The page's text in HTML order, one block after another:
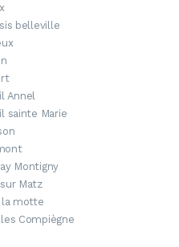
belleville
Annel
sainte Marie
Montigny
Matz
la motte
Compiègne